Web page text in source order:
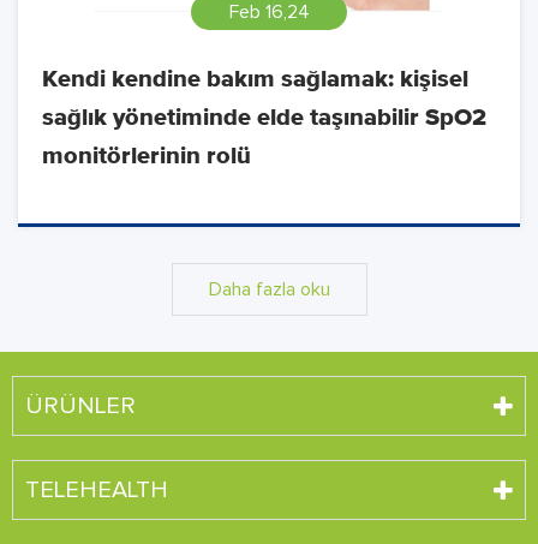
Feb 16,24
Kendi kendine bakım sağlamak: kişisel
sağlık yönetiminde elde taşınabilir SpO2
monitörlerinin rolü
Daha fazla oku
ÜRÜNLER
TELEHEALTH